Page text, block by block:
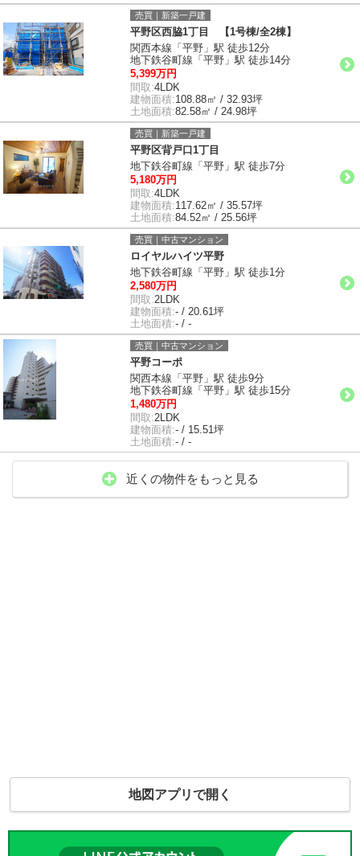
売買｜新築一戸建
平野区西脇1丁目 【1号棟/全2棟】
関西本線「平野」駅 徒歩12分
地下鉄谷町線「平野」駅 徒歩14分
5,399万円
間取:4LDK
建物面積:108.88㎡ / 32.93坪
土地面積:82.58㎡ / 24.98坪
売買｜新築一戸建
平野区背戸口1丁目
地下鉄谷町線「平野」駅 徒歩7分
5,180万円
間取:4LDK
建物面積:117.62㎡ / 35.57坪
土地面積:84.52㎡ / 25.56坪
売買｜中古マンション
ロイヤルハイツ平野
地下鉄谷町線「平野」駅 徒歩1分
2,580万円
間取:2LDK
建物面積:- / 20.61坪
土地面積:- / -
売買｜中古マンション
平野コーポ
関西本線「平野」駅 徒歩9分
地下鉄谷町線「平野」駅 徒歩15分
1,480万円
間取:2LDK
建物面積:- / 15.51坪
土地面積:- / -
近くの物件をもっと見る
地図アプリで開く